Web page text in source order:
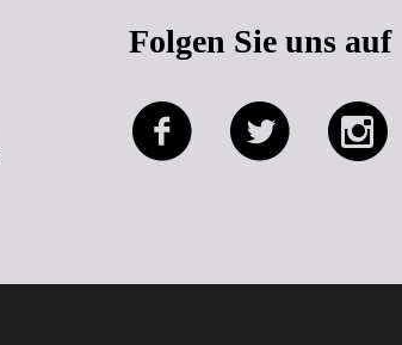
Folgen Sie uns auf